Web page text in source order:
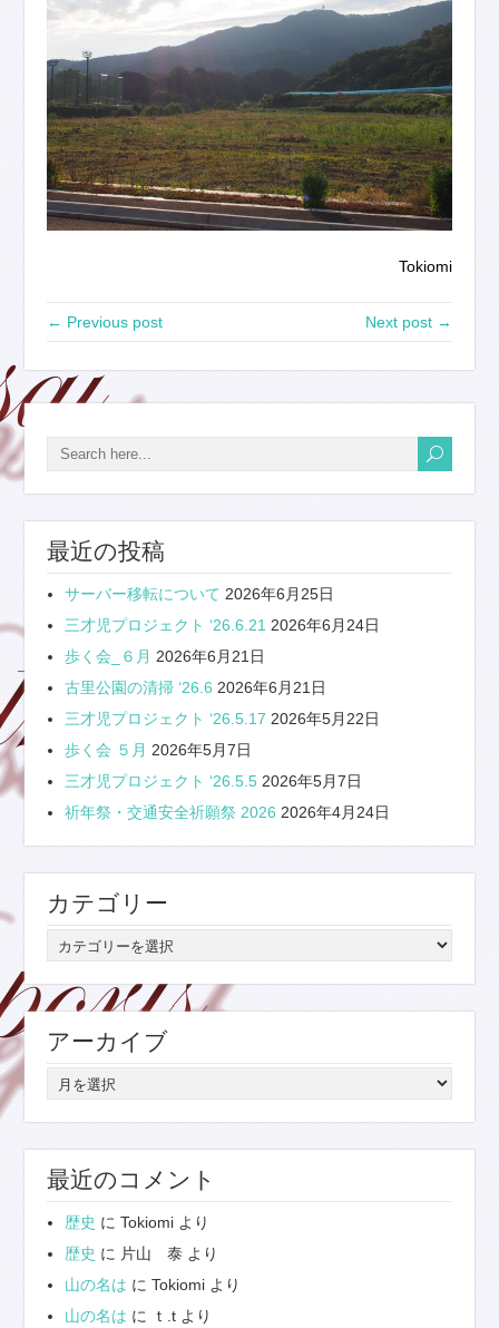
Tokiomi
← Previous post Next post →
最近の投稿
サーバー移転について 2026年6月25日
三才児プロジェクト ‘26.6.21 2026年6月24日
歩く会_６月 2026年6月21日
古里公園の清掃 ‘26.6 2026年6月21日
三才児プロジェクト ‘26.5.17 2026年5月22日
歩く会 ５月 2026年5月7日
三才児プロジェクト ‘26.5.5 2026年5月7日
祈年祭・交通安全祈願祭 2026 2026年4月24日
カテゴリー
カ
テ
ゴ
ー
アーカイブ
ア
ー
ブ
最近のコメント
歴史 にTokiomi より
歴史 に 片山 泰 より
山の名は にTokiomi より
山の名は に ｔ.t より